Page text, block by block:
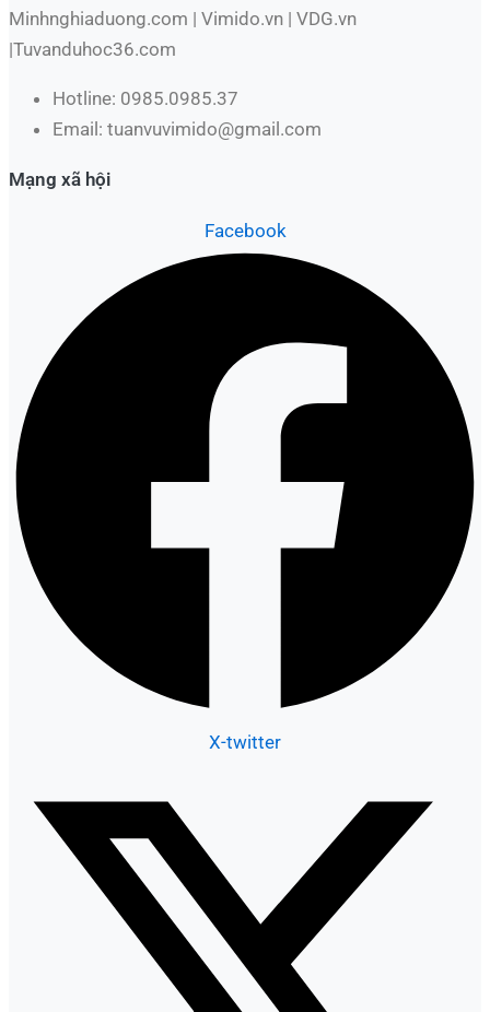
Minhnghiaduong.com | Vimido.vn | VDG.vn
|Tuvanduhoc36.com
Hotline: 0985.0985.37
Email: tuanvuvimido@gmail.com
Mạng xã hội
Facebook
X-twitter